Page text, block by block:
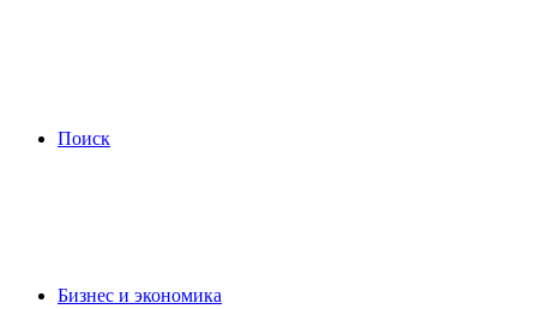
Поиск
Бизнес и экономика